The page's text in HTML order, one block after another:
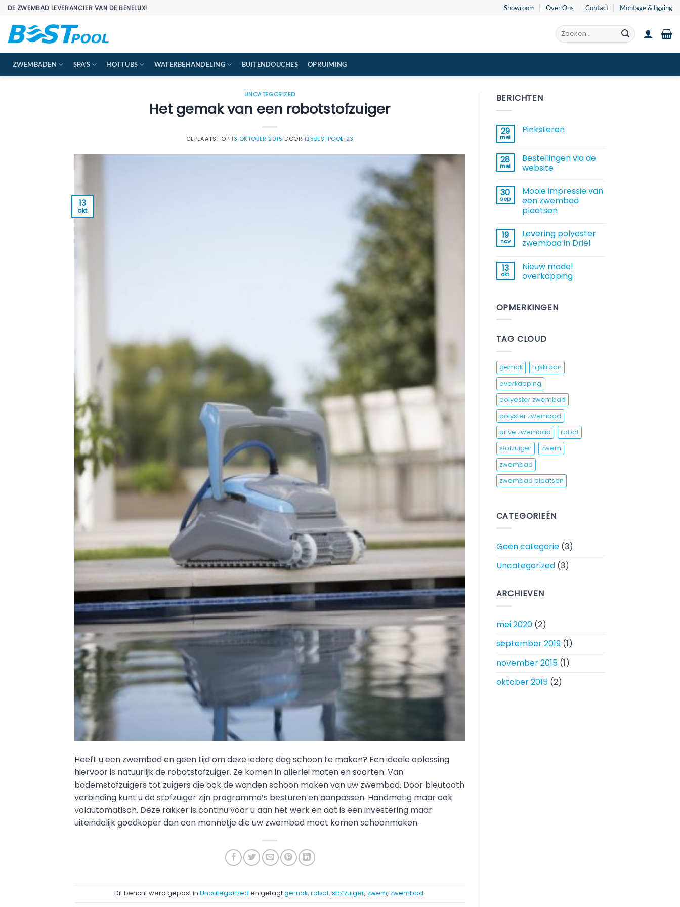
Ga
inhoud
DE ZWEMBAD LEVERANCIER VAN DE BENELUX! Showroom Over Ons Contact Montage & ligging
Zoeken
naar:
ZWEMBADEN SPA’S HOTTUBS WATERBEHANDELING BUITENDOUCHES OPRUIMING
UNCATEGORIZED
Het gemak van een robotstofzuiger
GEPLAATST OP13 OKTOBER 2015 DOOR 123BESTPOOL123
13
okt
Heeft u een zwembad en geen tijd om deze iedere dag schoon te maken? Een ideale oplossing
hiervoor is natuurlijk de robotstofzuiger. Ze komen in allerlei maten en soorten. Van
bodemstofzuigers tot zuigers die ook de wanden schoon maken van uw zwembad. Door bleutooth
verbinding kunt u de stofzuiger zijn programma’s besturen en aanpassen. Handmatig maar ook
volautomatisch. Deze rakker is continu voor u aan het werk en dat is een investering maar
uiteindelijk goedkoper dan een mannetje die uw zwembad moet komen schoonmaken.
Dit bericht werd gepost inUncategorized en getagtgemak,robot,stofzuiger, zwem, zwembad.
BERICHTEN
29
mei
Pinksteren
Pinksteren
28
mei
Bestellingen via de
website
op
Bestellingen
via
de
website
30
sep
Mooie impressie van
een zwembad
plaatsen
op
Mooie
impressie
zwembad
plaatsen
19
nov
Levering polyester
zwembad in Driel
op
Levering
polyester
13
okt
Nieuw model
overkapping
Nieuw
model
OPMERKINGEN
TAG CLOUD
gemak
hijskraan
overkapping
polyester zwembad
polyster zwembad
prive zwembad
robot
stofzuiger
zwem
zwembad
zwembad plaatsen
CATEGORIEËN
Geen categorie(3)
Uncategorized(3)
ARCHIEVEN
mei 2020(2)
september 2019(1)
november 2015(1)
oktober 2015(2)